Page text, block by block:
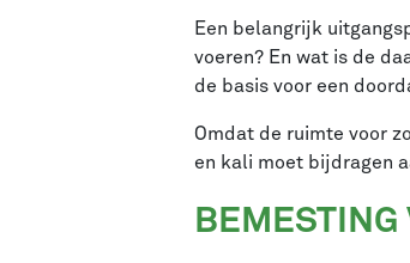
Een belangrijk
voeren? En wat is de
de basis voor een
Omdat de ruimte voor
en kali moet bijdragen
BEMESTING